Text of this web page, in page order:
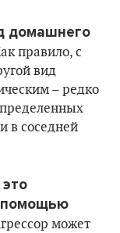
домашнего
правило, с
вид
– редко
в соседней
помощью
может